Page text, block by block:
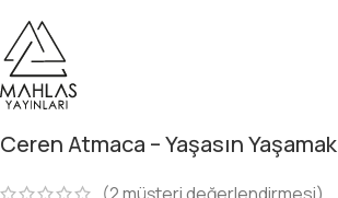
Ceren Atmaca – Yaşasın Yaşamak